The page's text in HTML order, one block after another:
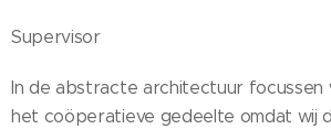
Supervisor
In de abstracte architectuur focussen
het coöperatieve gedeelte omdat wij